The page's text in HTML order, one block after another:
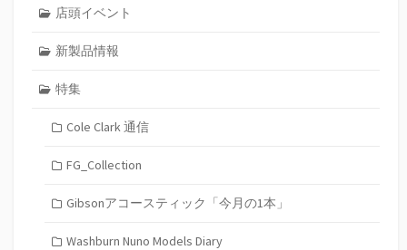
店頭イベント
新製品情報
特集
Cole Clark 通信
FG_Collection
Gibsonアコースティック「今月の1本」
Washburn Nuno Models Diary